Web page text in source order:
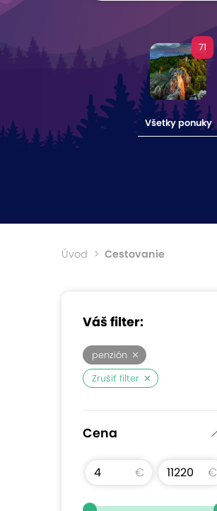
71
Všetky ponuky
Úvod Cestovanie
Váš filter:
penzión
Zrušiť filter
Cena
€ €